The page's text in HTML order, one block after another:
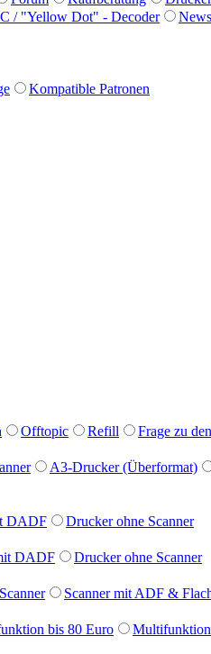
/ "Yellow Dot" - Decoder News
Kompatible Patronen
Offtopic Refill
Frage zu
A3-Drucker (Überformat)
DADF
Drucker ohne Scanner
DADF
Drucker ohne Scanner
Scanner mit ADF &
bis 80 Euro